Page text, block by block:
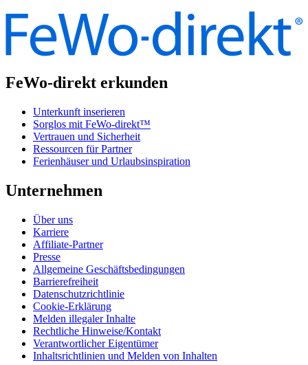
FeWo-direkt erkunden
Unterkunft inserieren
Sorglos mit FeWo-direkt™
Vertrauen und Sicherheit
Ressourcen für Partner
Ferienhäuser und Urlaubsinspiration
Unternehmen
Über uns
Karriere
Affiliate-Partner
Presse
Allgemeine Geschäftsbedingungen
Barrierefreiheit
Datenschutzrichtlinie
Cookie-Erklärung
Melden illegaler Inhalte
Rechtliche Hinweise/Kontakt
Verantwortlicher Eigentümer
Inhaltsrichtlinien und Melden von Inhalten